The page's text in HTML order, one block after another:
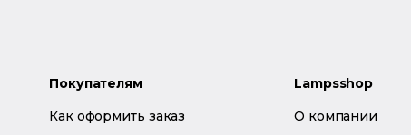
Покупателям
Как оформить заказ
Lampsshop
О компании